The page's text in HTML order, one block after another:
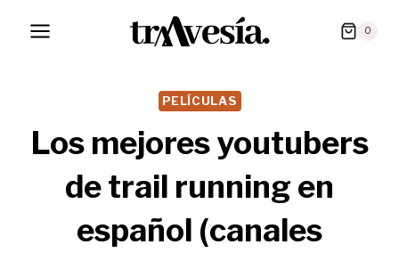
0
PELÍCULAS
Los mejores youtubers
de trail running en
español (canales